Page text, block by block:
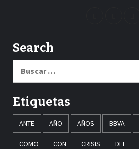
Search
Etiquetas
ANTE AÑO AÑOS BBVA
COMO CON CRISIS DEL